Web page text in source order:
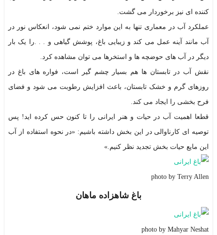
کننده ای نیز برخوردار می گشت.
عملکرد آب در معماری تنها به این موارد ختم نمی شود، انعکاس نور در
آب مانند آینه عمل می کند و زیبایی باغ، پوشش گیاهی و . . .را یک بار
دیگر در آب های حوضچه ها و استخرها می توان مشاهده کرد.
نقش آب در تابستان ها هم بسیار چشم گیر است، فواره های باغ در
روزهای گرم و خشک تابستان، باعث افزایش رطوبت می شود و فضای
فرح بخشی را ایجاد می کند.
قطعا اهمیت آب در حیات و هنر ایرانی را تا کنون حس کرده اید! پس
توصیه ای کارناوالی در این بخش داشته باشیم: «در نحوه استفاده از آب
این مایع حیات بخش تجدید نظر کنیم.»
photo by Terry Allen
باغ شاهزاده ماهان
photo by Mahyar Neshat